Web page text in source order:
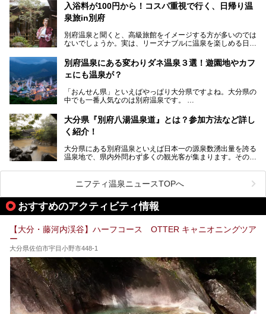
併設の「JR九州ホテル ブラッサム大分」に泊まって、この
「シティスパてんくう」をたっぷり満喫してきたのでレポー
ルダウンできるスイーツ情報と併せてお楽しみください！
提供元：大分県【PR】
この記事は大分県のPR記事です。
まつり」が開催されます。その期間は嬉しいことに100以上
の共同浴場がなんと無料開放されるんです！普段から入浴料
が100円と安いのに、いいんですかタダにしちゃって!?
しかも4/2には「東京ディズニーリゾートスペシャルパレー
ド」も行われます。つまり別府に行けば「地獄」も「ミッキ
ーマウス」も拝める稀有なイベントですよ、これは行くしか
ない！
源泉数、湧出量ともに日本一の温泉県とも言われる大分県。
な市営温泉をまとめました。
Let’s go to Hell !
入浴料が100円から！コスパ重視で行く、日帰り温
泉旅in別府
別府温泉と聞くと、高級旅館をイメージする方が多いのでは
ないでしょうか。実は、リーズナブルに温泉を楽しめる日帰
で楽しめる「大分県の別府温泉」に注目してみました。
ニフティ温泉がオススメする温泉施設を紹介しちゃいます！
別府温泉にある変わりダネ温泉３選！遊園地やカフ
ェにも温泉が？
「おんせん県」といえばやっぱり大分県ですよね。大分県の
中でも一番人気なのは別府温泉です。
中いても飽きません。
普通に温泉に浸かる以外にも、別府地獄巡りや砂湯などは有
名ですよね。
別府温泉は共同湯も多く、家庭やマンションにも温泉を引い
ている所もあります。
あるんです。
これを読んで別府温泉巡りの参考になればと思います。
大分県『別府八湯温泉道』とは？参加方法など詳し
く紹介！
大分県にある別府温泉といえば日本一の源泉数湧出量を誇る
温泉地で、県内外問わず多くの観光客が集まります。その別
八湯温泉道とは別府八湯を巡る体験型イベントで、施設を回
って88ヶ所のスタンプを集めて温泉名人の認定を目指すと
いうものです。
別府には朝早くから夜遅くまでやっている地元に根付いた銭
湯や、日帰りのみの大きな施設など様々な形態の温泉があり
人を目指してみてはいかがでしょうか？
ニフティ温泉ニュースTOPへ
おすすめのアクティビティ情報
【大分・藤河内渓谷】ハーフコース OTTER キャニオニングツア
ー
大分県佐伯市宇目小野市448-1